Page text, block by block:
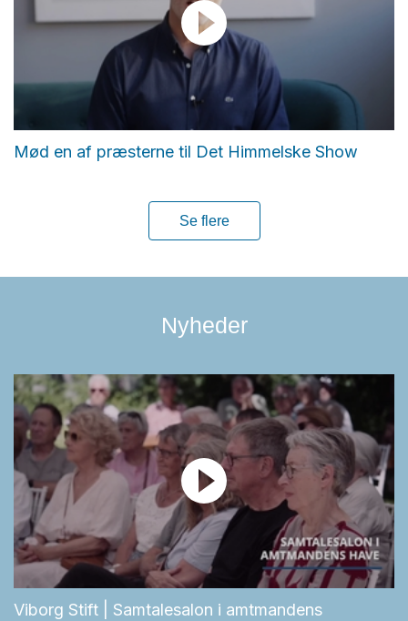
Mød en af præsterne til Det Himmelske Show
Se flere
Nyheder
Viborg Stift | Samtalesalon i amtmandens